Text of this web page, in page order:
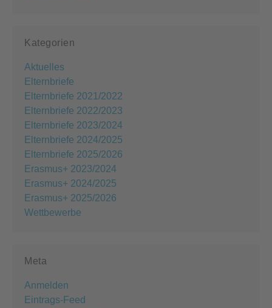
Kategorien
Aktuelles
Elternbriefe
Elternbriefe 2021/2022
Elternbriefe 2022/2023
Elternbriefe 2023/2024
Elternbriefe 2024/2025
Elternbriefe 2025/2026
Erasmus+ 2023/2024
Erasmus+ 2024/2025
Erasmus+ 2025/2026
Wettbewerbe
Meta
Anmelden
Eintrags-Feed